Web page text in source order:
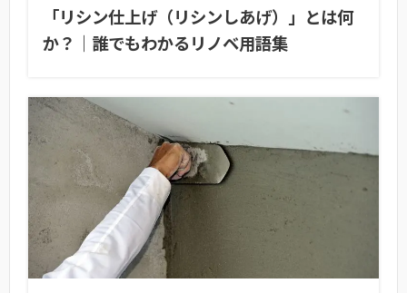
「リシン仕上げ（リシンしあげ）」とは何
か？｜誰でもわかるリノベ用語集